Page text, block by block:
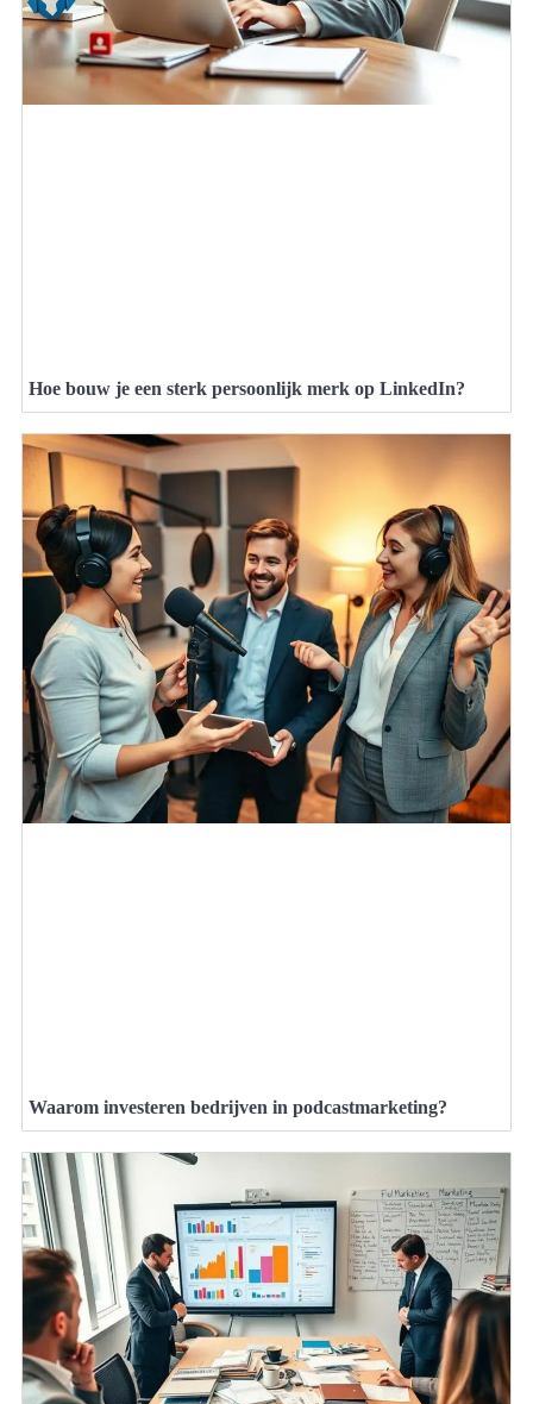
Hoe bouw je een sterk persoonlijk merk op LinkedIn?
Waarom investeren bedrijven in podcastmarketing?